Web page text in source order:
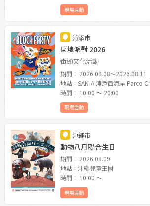
現場活動
浦添市
區塊派對 2026
街頭文化活動
期間： 2026.08.08〜2026.08.11
地點：SAN-A 浦添西海岸 Parco
時間： 10:00 〜 20:00
現場活動
沖繩市
動物八月聯合生日
期間： 2026.08.09
地點：沖繩兒童王國
時間： 10:00 〜
現場活動